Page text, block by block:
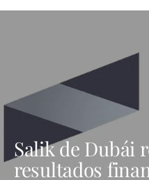
Salik de Dubái
resultados